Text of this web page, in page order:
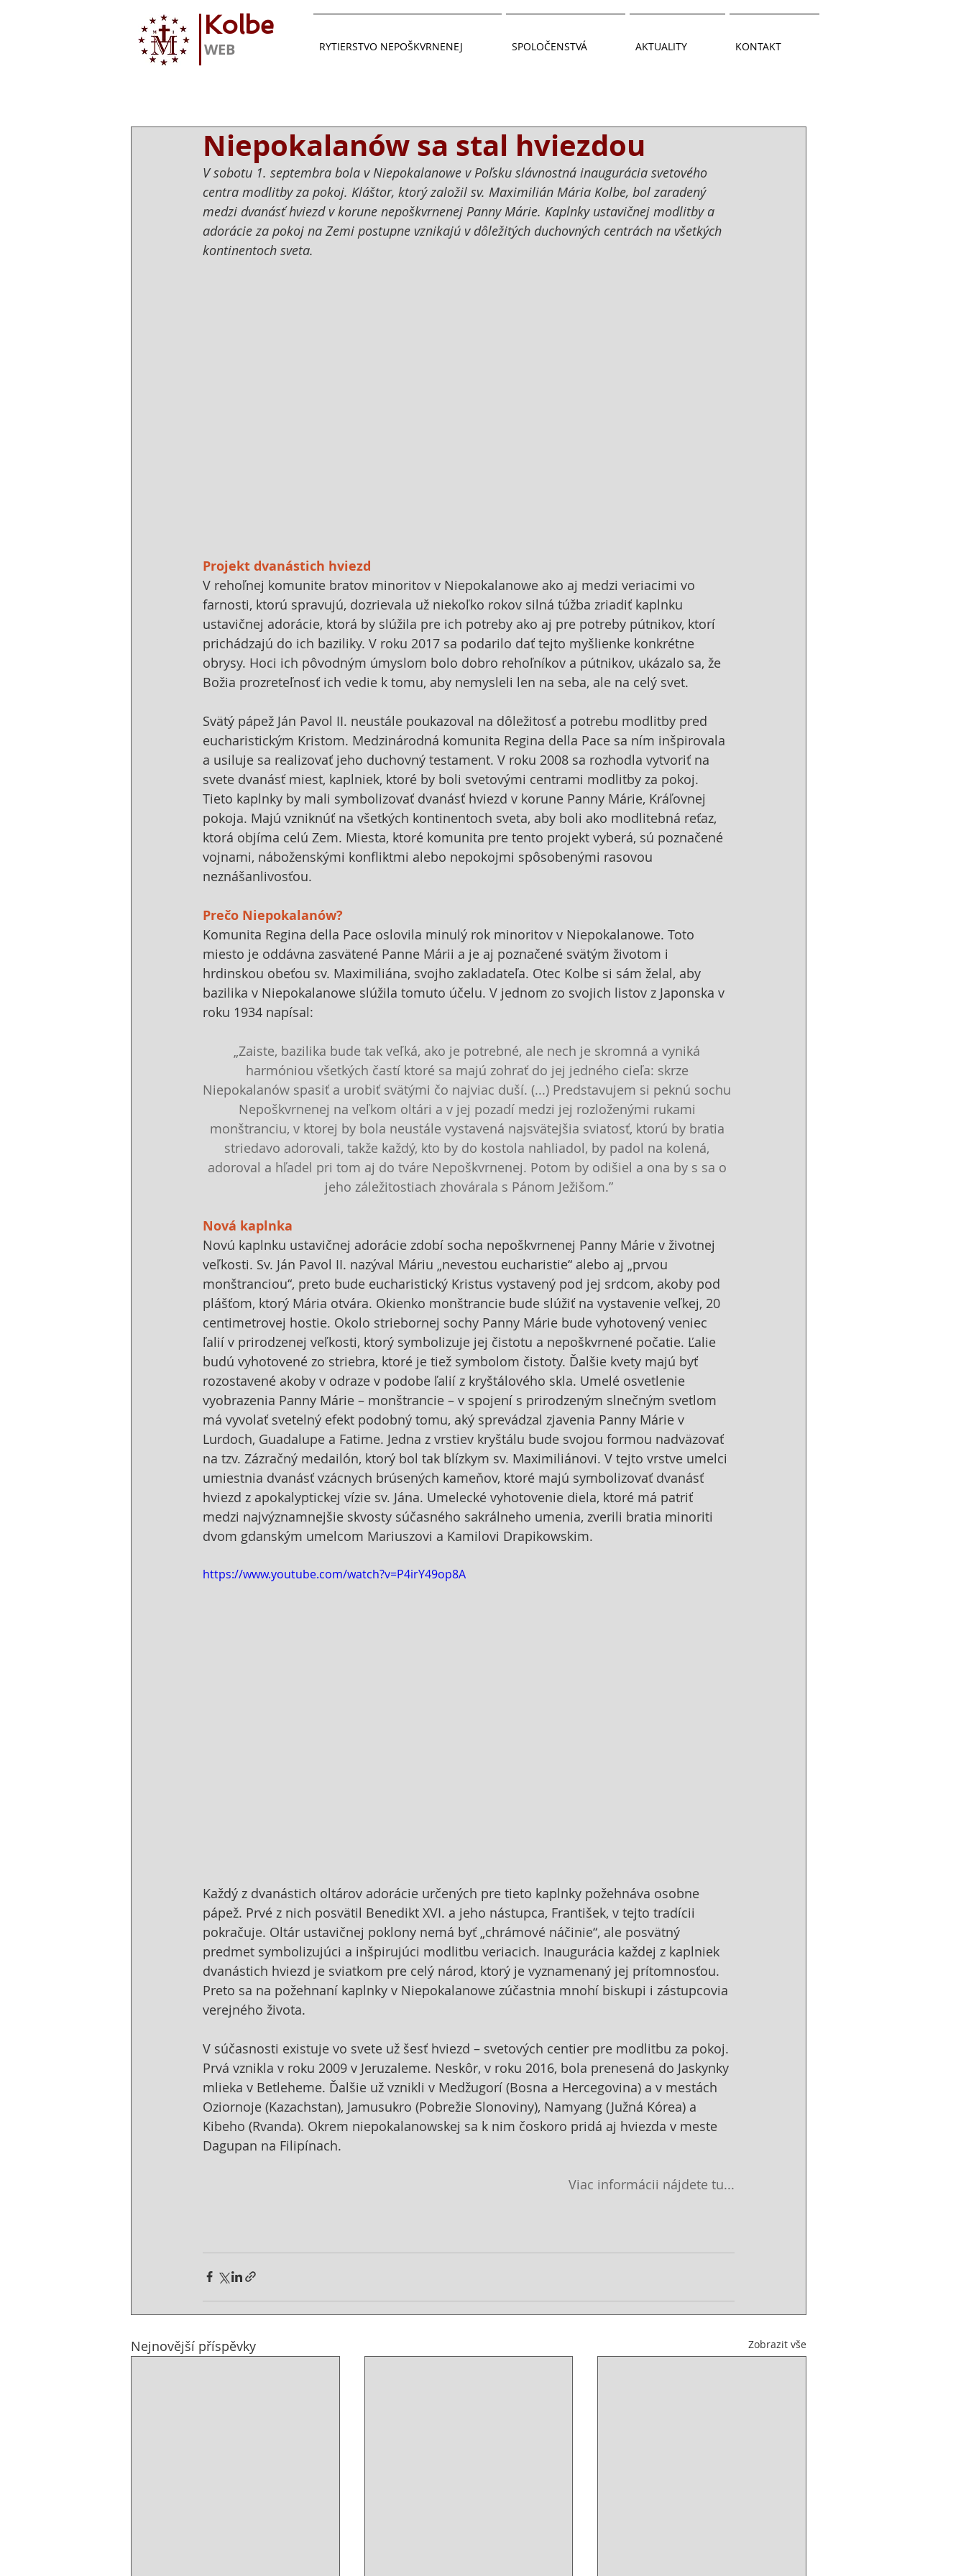
Kolbe
WEB RYTIERSTVO NEPOŠKVRNENEJ SPOLOČENSTVÁ AKTUALITY KONTAKT
Niepokalanów sa stal hviezdou
V sobotu 1. septembra bola v Niepokalanowe v Poľsku slávnostná inaugurácia svetového
centra modlitby za pokoj. Kláštor, ktorý založil sv. Maximilián Mária Kolbe, bol zaradený
medzi dvanásť hviezd v korune nepoškvrnenej Panny Márie. Kaplnky ustavičnej modlitby a
adorácie za pokoj na Zemi postupne vznikajú v dôležitých duchovných centrách na všetkých
kontinentoch sveta.
Projekt dvanástich hviezd
V rehoľnej komunite bratov minoritov v Niepokalanowe ako aj medzi veriacimi vo
farnosti, ktorú spravujú, dozrievala už niekoľko rokov silná túžba zriadiť kaplnku
ustavičnej adorácie, ktorá by slúžila pre ich potreby ako aj pre potreby pútnikov, ktorí
prichádzajú do ich baziliky. V roku 2017 sa podarilo dať tejto myšlienke konkrétne
obrysy. Hoci ich pôvodným úmyslom bolo dobro rehoľníkov a pútnikov, ukázalo sa, že
Božia prozreteľnosť ich vedie k tomu, aby nemysleli len na seba, ale na celý svet.
Svätý pápež Ján Pavol II. neustále poukazoval na dôležitosť a potrebu modlitby pred
eucharistickým Kristom. Medzinárodná komunita Regina della Pace sa ním inšpirovala
a usiluje sa realizovať jeho duchovný testament. V roku 2008 sa rozhodla vytvoriť na
svete dvanásť miest, kaplniek, ktoré by boli svetovými centrami modlitby za pokoj.
Tieto kaplnky by mali symbolizovať dvanásť hviezd v korune Panny Márie, Kráľovnej
pokoja. Majú vzniknúť na všetkých kontinentoch sveta, aby boli ako modlitebná reťaz,
ktorá objíma celú Zem. Miesta, ktoré komunita pre tento projekt vyberá, sú poznačené
vojnami, náboženskými konfliktmi alebo nepokojmi spôsobenými rasovou
neznášanlivosťou.
Prečo Niepokalanów?
Komunita Regina della Pace oslovila minulý rok minoritov v Niepokalanowe. Toto
miesto je oddávna zasvätené Panne Márii a je aj poznačené svätým životom i
hrdinskou obeťou sv. Maximiliána, svojho zakladateľa. Otec Kolbe si sám želal, aby
bazilika v Niepokalanowe slúžila tomuto účelu. V jednom zo svojich listov z Japonska v
roku 1934 napísal:
„Zaiste, bazilika bude tak veľká, ako je potrebné, ale nech je skromná a vyniká
harmóniou všetkých častí ktoré sa majú zohrať do jej jedného cieľa: skrze
Niepokalanów spasiť a urobiť svätými čo najviac duší. (...) Predstavujem si peknú sochu
Nepoškvrnenej na veľkom oltári a v jej pozadí medzi jej rozloženými rukami
monštranciu, v ktorej by bola neustále vystavená najsvätejšia sviatosť, ktorú by bratia
striedavo adorovali, takže každý, kto by do kostola nahliadol, by padol na kolená,
adoroval a hľadel pri tom aj do tváre Nepoškvrnenej. Potom by odišiel a ona by s sa o
jeho záležitostiach zhovárala s Pánom Ježišom.”
Nová kaplnka
Novú kaplnku ustavičnej adorácie zdobí socha nepoškvrnenej Panny Márie v životnej
veľkosti. Sv. Ján Pavol II. nazýval Máriu „nevestou eucharistie“ alebo aj „prvou
monštranciou“, preto bude eucharistický Kristus vystavený pod jej srdcom, akoby pod
plášťom, ktorý Mária otvára. Okienko monštrancie bude slúžiť na vystavenie veľkej, 20
centimetrovej hostie. Okolo striebornej sochy Panny Márie bude vyhotovený veniec
ľalií v prirodzenej veľkosti, ktorý symbolizuje jej čistotu a nepoškvrnené počatie. Ľalie
budú vyhotovené zo striebra, ktoré je tiež symbolom čistoty. Ďalšie kvety majú byť
rozostavené akoby v odraze v podobe ľalií z kryštálového skla. Umelé osvetlenie
vyobrazenia Panny Márie – monštrancie – v spojení s prirodzeným slnečným svetlom
má vyvolať svetelný efekt podobný tomu, aký sprevádzal zjavenia Panny Márie v
Lurdoch, Guadalupe a Fatime. Jedna z vrstiev kryštálu bude svojou formou nadväzovať
na tzv. Zázračný medailón, ktorý bol tak blízkym sv. Maximiliánovi. V tejto vrstve umelci
umiestnia dvanásť vzácnych brúsených kameňov, ktoré majú symbolizovať dvanásť
hviezd z apokalyptickej vízie sv. Jána. Umelecké vyhotovenie diela, ktoré má patriť
medzi najvýznamnejšie skvosty súčasného sakrálneho umenia, zverili bratia minoriti
dvom gdanským umelcom Mariuszovi a Kamilovi Drapikowskim.
https://www.youtube.com/watch?v=P4irY49op8A
Každý z dvanástich oltárov adorácie určených pre tieto kaplnky požehnáva osobne
pápež. Prvé z nich posvätil Benedikt XVI. a jeho nástupca, František, v tejto tradícii
pokračuje. Oltár ustavičnej poklony nemá byť „chrámové náčinie“, ale posvätný
predmet symbolizujúci a inšpirujúci modlitbu veriacich. Inaugurácia každej z kaplniek
dvanástich hviezd je sviatkom pre celý národ, ktorý je vyznamenaný jej prítomnosťou.
Preto sa na požehnaní kaplnky v Niepokalanowe zúčastnia mnohí biskupi i zástupcovia
verejného života.
V súčasnosti existuje vo svete už šesť hviezd – svetových centier pre modlitbu za pokoj.
Prvá vznikla v roku 2009 v Jeruzaleme. Neskôr, v roku 2016, bola prenesená do Jaskynky
mlieka v Betleheme. Ďalšie už vznikli v Medžugorí (Bosna a Hercegovina) a v mestách
Oziornoje (Kazachstan), Jamusukro (Pobrežie Slonoviny), Namyang (Južná Kórea) a
Kibeho (Rvanda). Okrem niepokalanowskej sa k nim čoskoro pridá aj hviezda v meste
Dagupan na Filipínach.
Viac informácii nájdete tu...
Nejnovější příspěvky Zobrazit vše